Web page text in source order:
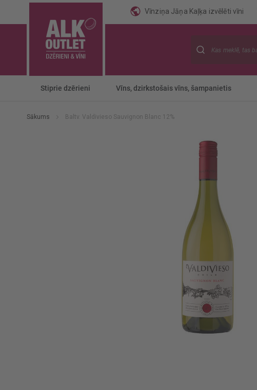
Vīnziņa Jāņa Kaļķa izvēlēti vīni
Stiprie dzērieni Vīns, dzirkstošais vīns, šampanietis
Sākums Baltv. Valdivieso Sauvignon Blanc 12%